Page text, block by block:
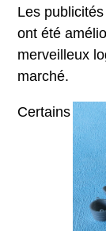
Les
ont été
merveilleux
marché.
Certains